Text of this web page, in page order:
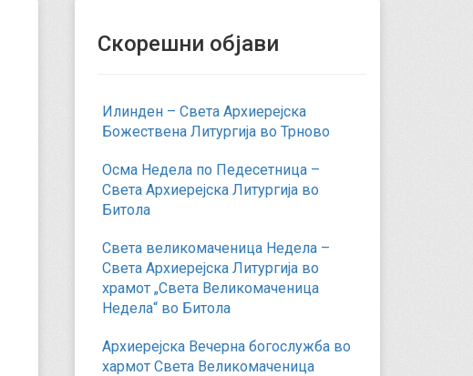
Скорешни објави
Илинден – Света Архиерејска
Божествена Литургија во Трново
Осма Недела по Педесетница –
Света Архиерејска Литургија во
Битола
Света великомаченица Недела –
Света Архиерејска Литургија во
храмот „Света Великомаченица
Недела“ во Битола
Архиерејска Вечерна богослужба во
хармот Света Великомаченица